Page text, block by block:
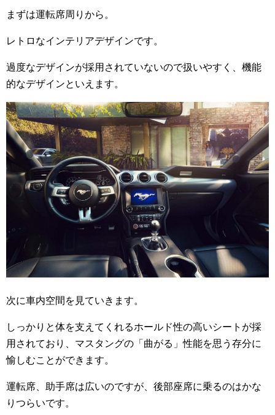
まずは運転席周りから。
レトロなインテリアデザインです。
過度なデザインが採用されていないので扱いやすく、機能
的なデザインといえます。
次に車内空間を見ていきます。
しっかりと体を支えてくれるホールド性の高いシートが採
用されており、マスタングの「曲がる」性能を思う存分に
愉しむことができます。
運転席、助手席は広いのですが、後部座席に乗るのはかな
りつらいです。